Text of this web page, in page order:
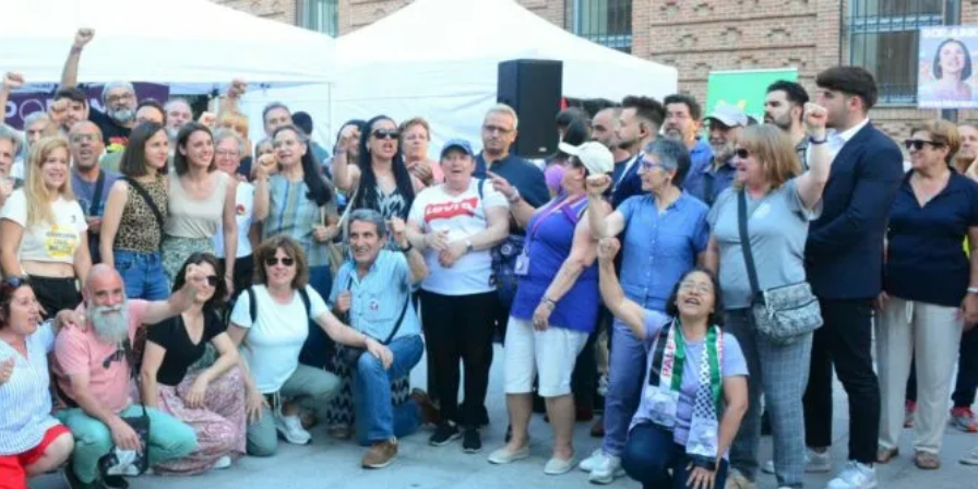
8M EN LEGANÉS: POR UNA CIUDAD DONDE NINGUNA MUJER TENGA QUE